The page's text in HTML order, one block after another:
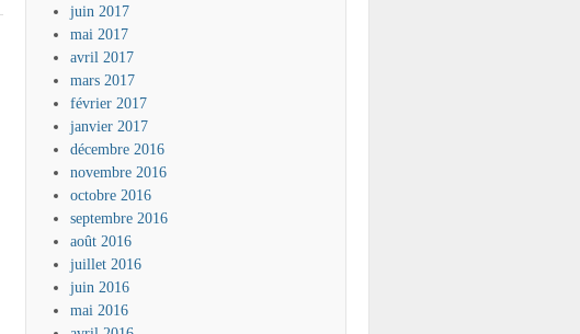
juin 2017
mai 2017
avril 2017
mars 2017
février 2017
janvier 2017
décembre 2016
novembre 2016
octobre 2016
septembre 2016
août 2016
juillet 2016
juin 2016
mai 2016